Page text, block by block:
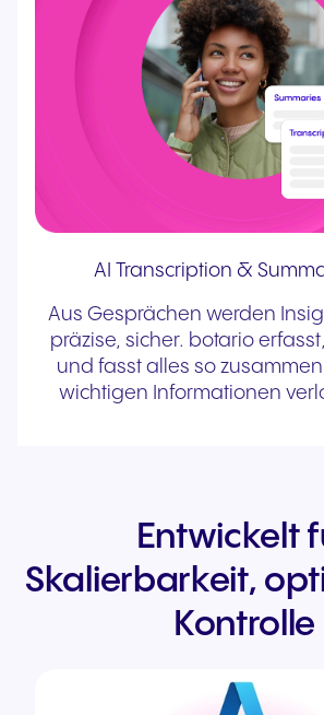
AI Transcription &
Aus Gesprächen werden
präzise, sicher. botario
und fasst alles so
wichtigen Informationen
Entwickelt
Skalierbarkeit,
Kontrolle